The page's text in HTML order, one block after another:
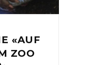
«AUF
ZOO